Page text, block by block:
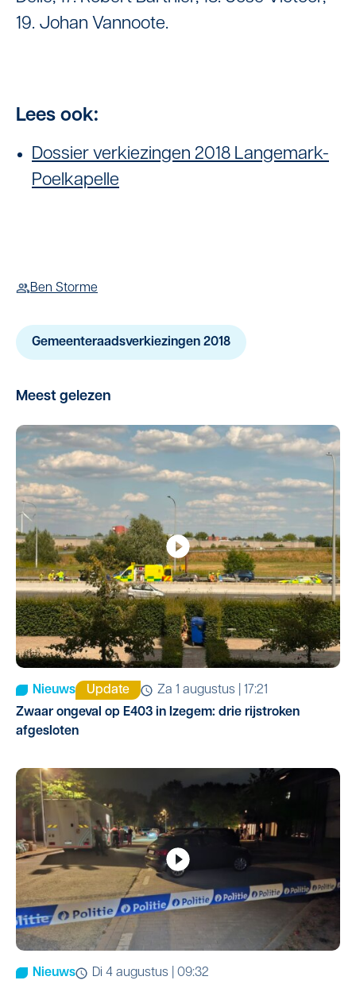
19. Johan Vannoote.
Lees ook:
Dossier verkiezingen 2018 Langemark-
Poelkapelle
Ben Storme
Gemeenteraadsverkiezingen 2018
Meest gelezen
Nieuws Update
za 1 augustus | 17:21
Zwaar ongeval op E403 in Izegem: drie rijstroken
afgesloten
Nieuws di 4 augustus | 09:32